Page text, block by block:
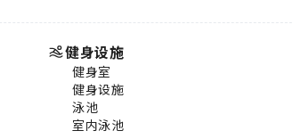
健身设施
健身室
健身设施
泳池
室内泳池